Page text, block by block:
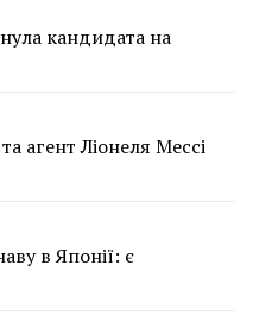
кандидата на
агент Ліонеля Мессі
в Японії: є